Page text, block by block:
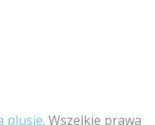
plusie. Wszelkie prawa